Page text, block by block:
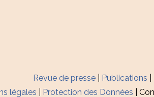
Revue de presse| Publications
légales
Protection des Données |